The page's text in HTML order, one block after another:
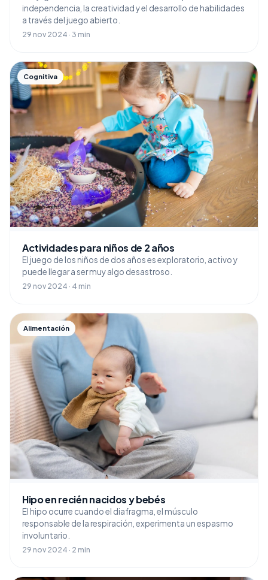
independencia, la creatividad y el desarrollo de habilidades
a través del juego abierto.
29 nov 2024 · 3 min
Cognitiva
Actividades para niños de 2 años
El juego de los niños de dos años es exploratorio, activo y
puede llegar a ser muy algo desastroso.
29 nov 2024 · 4 min
Alimentación
Hipo en recién nacidos y bebés
El hipo ocurre cuando el diafragma, el músculo
responsable de la respiración, experimenta un espasmo
involuntario.
29 nov 2024 · 2 min